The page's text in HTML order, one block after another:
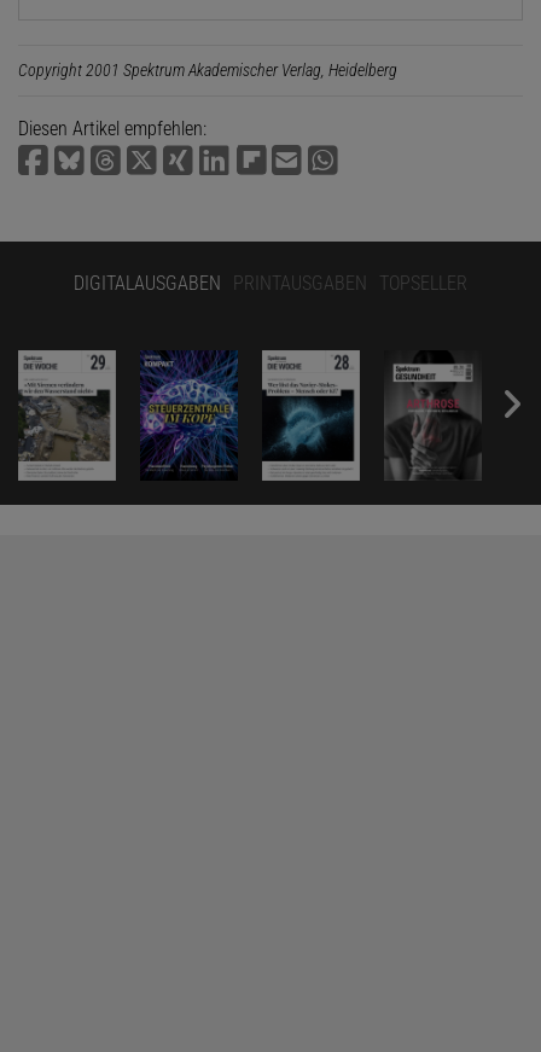
Copyright 2001 Spektrum Akademischer Verlag, Heidelberg
Diesen Artikel empfehlen:
DIGITALAUSGABEN PRINTAUSGABEN TOPSELLER